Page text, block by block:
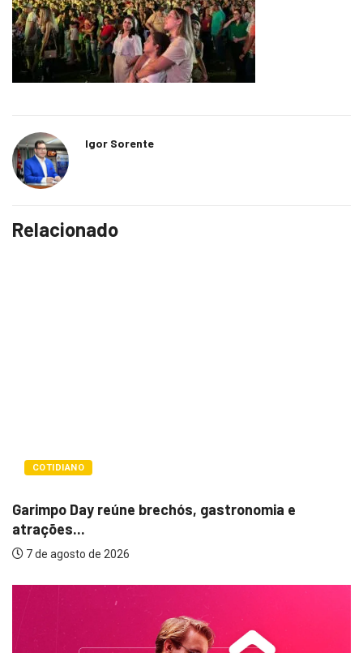
Igor Sorente
Relacionado
e
7 de agosto de 2026